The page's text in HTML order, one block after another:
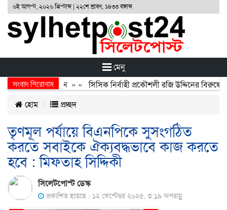
৬ই আগস্ট, ২০২৬ খ্রিস্টাব্দ | ২২শে শ্রাবণ, ১৪৩৩ বঙ্গাব্দ
মেনু
সংবাদ শিরোনাম
বর্জন ও বিসর্জন » «সিসিক নির্বাহী প্রকৌশলী রজি উদ্দিনের
হোম
প্রচ্ছদ
তৃণমূল পর্যায়ে বিএনপিকে সুসংগঠিত
করতে সবাইকে ঐক্যবদ্ধভাবে কাজ করতে
হবে : মিফতাহ সিদ্দিকী
সিলেটপোস্ট ডেস্ক
প্রকাশিত হয়েছে : ১২ সেপ্টেম্বর ২০২৫, ৩:১৯ অপরাহ্ণ